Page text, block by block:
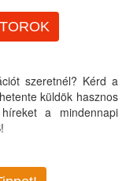
szeretnél? Kérd a
küldök hasznos
a mindennapi